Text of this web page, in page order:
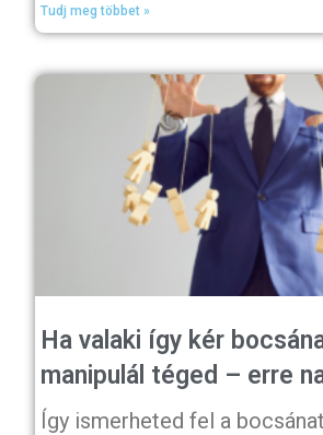
Tudj meg többet »
Ha valaki így kér
manipulál téged – erre
Így ismerheted fel a